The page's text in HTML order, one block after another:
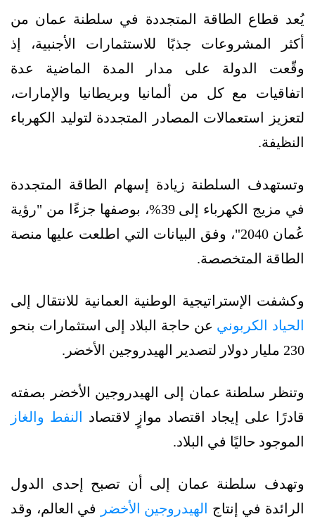
يُعد قطاع الطاقة المتجددة في سلطنة عمان من
أكثر المشروعات جذبًا للاستثمارات الأجنبية، إذ
وقّعت الدولة على مدار المدة الماضية عدة
اتفاقيات مع كل من ألمانيا وبريطانيا والإمارات،
لتعزيز استعمالات المصادر المتجددة لتوليد الكهرباء
النظيفة.
وتستهدف السلطنة زيادة إسهام الطاقة المتجددة
في مزيج الكهرباء إلى 39%، بوصفها جزءًا من "رؤية
عُمان 2040"، وفق البيانات التي اطلعت عليها منصة
الطاقة المتخصصة.
وكشفت الإستراتيجية الوطنية العمانية للانتقال إلى
الحياد الكربوني عن حاجة البلاد إلى استثمارات بنحو
230 مليار دولار لتصدير الهيدروجين الأخضر.
وتنظر سلطنة عمان إلى الهيدروجين الأخضر بصفته
قادرًا على إيجاد اقتصاد موازٍ لاقتصاد النفط والغاز
الموجود حاليًا في البلاد.
وتهدف سلطنة عمان إلى أن تصبح إحدى الدول
الرائدة في إنتاج الهيدروجين الأخضر
في العالم، وقد